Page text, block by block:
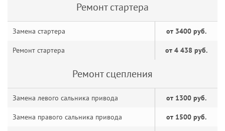
Ремонт стартера
Замена стартера от 3400 руб.
Ремонт стартера от 4 438 руб.
Ремонт сцепления
Замена левого сальника привода от 1300 руб.
Замена правого сальника привода от 1500 руб.